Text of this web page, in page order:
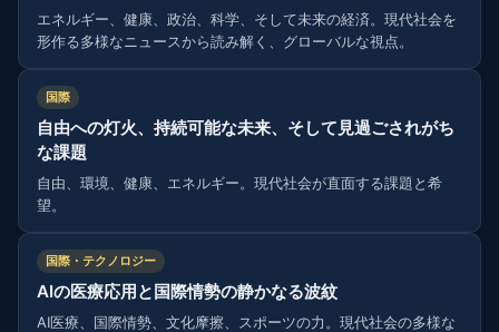
エネルギー、健康、政治、科学、そして未来の経済。現代社会を
形作る多様なニュースから読み解く、グローバルな視点。
国際
自由への灯火、持続可能な未来、そして見過ごされがち
な課題
自由、環境、健康、エネルギー。現代社会が直面する課題と希
望。
国際・テクノロジー
AIの医療応用と国際情勢の静かなる波紋
AI医療、国際情勢、文化摩擦、スポーツの力。現代社会の多様な